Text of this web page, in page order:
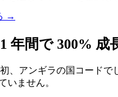
→
年間で 300% 成
、アンギラの国コード
いません。